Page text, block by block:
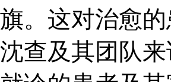
旗。这对治愈
沈查及其团队